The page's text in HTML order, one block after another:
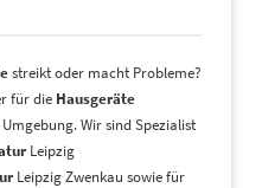
streikt oder macht Probleme?
für die Hausgeräte
Wir sind Spezialist
Leipzig
Leipzig Zwenkau sowie für